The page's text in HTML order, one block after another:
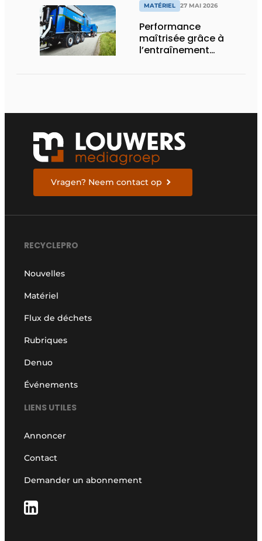
MATÉRIEL 27 MAI 2026
Performance
maîtrisée grâce à
l’entraînement
Vragen? Neem contact op
RECYCLEPRO
Nouvelles
Matériel
Flux de déchets
Rubriques
Denuo
Événements
LIENS UTILES
Annoncer
Contact
Demander un abonnement